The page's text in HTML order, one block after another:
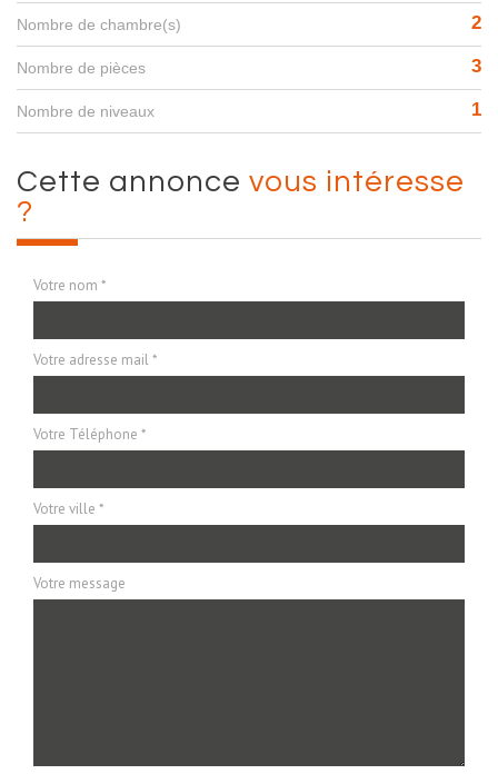
Nombre de chambre(s) 2
Nombre de pièces 3
Nombre de niveaux 1
cette annonce vous intéresse
?
Votre nom *
Votre adresse mail *
Votre Téléphone *
Votre ville *
Votre message